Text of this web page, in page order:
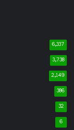
6,337
3,738
2,149
386
32
6